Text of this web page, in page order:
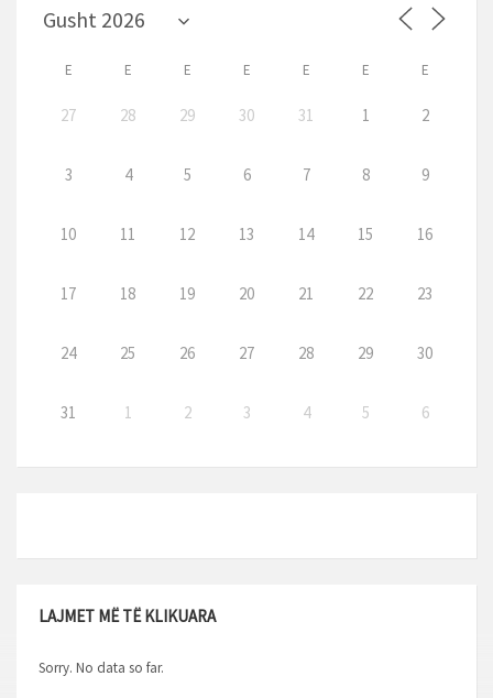
E E E E E E E
27 28 29 30 31 1 2
3 4 5 6 7 8 9
10 11 12 13 14 15 16
17 18 19 20 21 22 23
24 25 26 27 28 29 30
31 1 2 3 4 5 6
LAJMET MË TË KLIKUARA
Sorry. No data so far.